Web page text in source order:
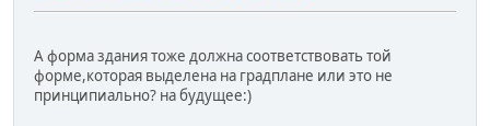
А форма здания тоже должна соответствовать той
форме,которая выделена на градплане или это не
принципиально? на будущее:)